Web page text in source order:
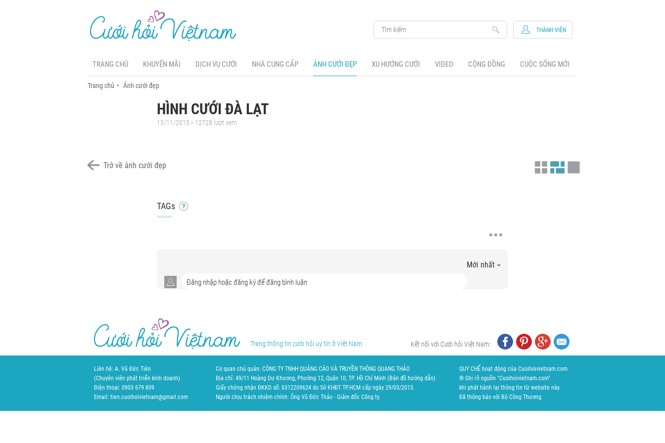
TRANG CHỦ KHUYẾN MÃI DỊCH VỤ CƯỚI NHÀ CUNG CẤP ẢNH CƯỚI ĐẸP XU HƯỚNG CƯỚI VIDEO CỘNG ĐỒNG CUỘC SỐNG MỚI
THÀNH VIÊN
Trang chủ Ảnh cưới đẹp
HÌNH CƯỚI ĐÀ LẠT
13/11/2015 • 12728 lượt xem
Trở về ảnh cưới đẹp
TAGs
Mới nhất
Trang thông tin cưới hỏi uy tín ở Việt Nam Kết nối với Cưới hỏi Việt Nam:
Liên hệ: A. Vũ Đức Tiên
(Chuyên viên phát triển kinh doanh)
Điện thoại: 0903 679 809
Email: tien.cuoihoivietnam@gmail.com
Cơ quan chủ quản: CÔNG TY TNHH QUẢNG CÁO VÀ TRUYỀN THÔNG QUANG THẢO
Địa chỉ: 49/11 Hoàng Dư Khương, Phường 12, Quận 10, TP. Hồ Chí Minh ( Bản đồ hướng dẫn)
Giấy chứng nhận ĐKKD số: 0312209624 do Sở KHĐT TP.HCM cấp ngày 29/03/2013.
Người chịu trách nhiệm chính: Ông Vũ Đức Thảo - Giám đốc Công ty.
QUY CHẾ hoạt động của Cuoihoivietnam.com
® Ghi rõ nguồn "Cuoihoivietnam.com"
khi phát hành lại thông tin từ website này.
Đã thông báo với Bộ Công Thương.